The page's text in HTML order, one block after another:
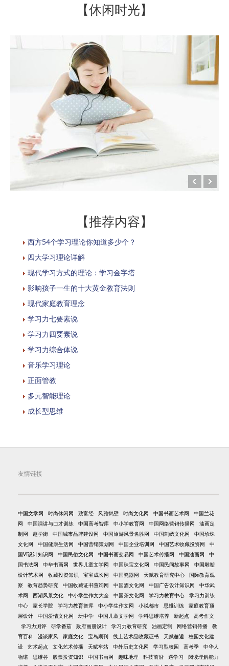
【休闲时光】
【推荐内容】
西方54个学习理论你知道多少个？
四大学习理论详解
现代学习方式的理论：学习金字塔
影响孩子一生的十大黄金教育法则
现代家庭教育理念
学习力七要素说
学习力四要素说
学习力综合体说
音乐学习理论
正面管教
多元智能理论
成长型思维
友情链接
中国文学网 时尚休闲网 致富经 风雅鹤壁 时尚文化网 中国书画艺术网
中国兰花
网
中国演讲与口才训练 中国高考智库 中小学教育网 中国网络营销传播网
油画定
制网
趣学街 中国城市品牌建设网 中国旅游风景名胜网 中国刺绣文化网
中国珍珠
文化网
中国健康生活网 中国营销策划网 中国企业培训网 中国艺术收藏投资网
中
国VI设计知识网
中国民俗文化网 中国书画交易网 中国艺术传播网 中国油画网
中
国书法网
中华书画网 世界儿童文学网 中国珠宝文化网 中国民间故事网
中国雕塑
设计艺术网
收藏投资知识 宝宝成长网 中国瓷器网 天赋教育研究中心
国际教育观
察
教育趋势研究 中国收藏证书查询网 中国酒文化网 中国广告设计知识网
中华武
术网
西湖风景文化 中小学生作文大全 中国茶文化网 学习力教育中心
学习力训练
中心
家长学院 学习力教育智库 中小学生作文网 小说都市 思维训练
家庭教育顶
层设计
中国爱情文化网 玩中学 中国儿童文学网 学科思维培养 新起点
高考作文
学习力测评
研学番茄 政府画册设计 学习力教育研究 油画定制 网络营销传播
教
育百科
漫谈家风 家庭文化 宝岛期刊 线上艺术品收藏证书 天赋邂逅
校园文化建
设
艺术起点 文化艺术传播 天赋车站 中外历史文化网 学习型校园 高考季
中华人
物谱
思维谷 股票投资知识 中国书画网 趣味地理 科技前沿 遇学习
阅读理解能力